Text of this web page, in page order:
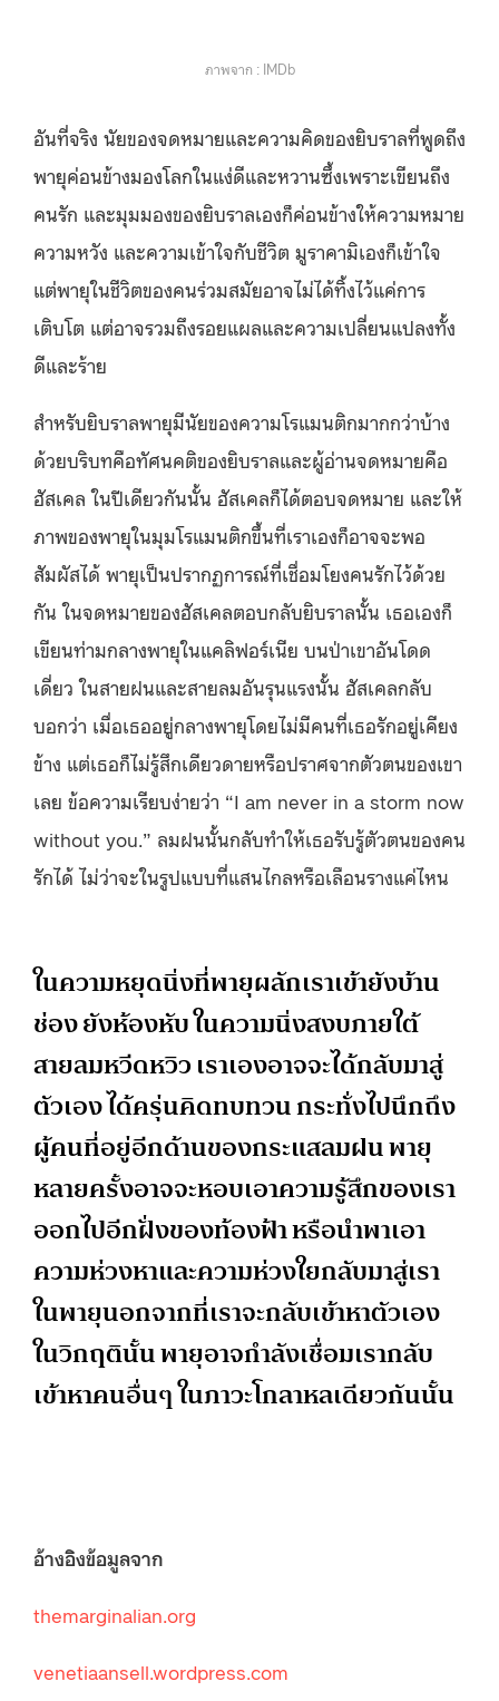
ภาพจาก : IMDb
อันที่จริง นัยของจดหมายและความคิดของยิบราลที่พูดถึง
พายุค่อนข้างมองโลกในแง่ดีและหวานซึ้งเพราะเขียนถึง
คนรัก และมุมมองของยิบราลเองก็ค่อนข้างให้ความหมาย
ความหวัง และความเข้าใจกับชีวิต มูราคามิเองก็เข้าใจ
แต่พายุในชีวิตของคนร่วมสมัยอาจไม่ได้ทิ้งไว้แค่การ
เติบโต แต่อาจรวมถึงรอยแผลและความเปลี่ยนแปลงทั้ง
ดีและร้าย
สำหรับยิบราลพายุมีนัยของความโรแมนติกมากกว่าบ้าง
ด้วยบริบทคือทัศนคติของยิบราลและผู้อ่านจดหมายคือ
ฮัสเคล ในปีเดียวกันนั้น ฮัสเคลก็ได้ตอบจดหมาย และให้
ภาพของพายุในมุมโรแมนติกขึ้นที่เราเองก็อาจจะพอ
สัมผัสได้ พายุเป็นปรากฏการณ์ที่เชื่อมโยงคนรักไว้ด้วย
กัน ในจดหมายของฮัสเคลตอบกลับยิบราลนั้น เธอเองก็
เขียนท่ามกลางพายุในแคลิฟอร์เนีย บนป่าเขาอันโดด
เดี่ยว ในสายฝนและสายลมอันรุนแรงนั้น ฮัสเคลกลับ
บอกว่า เมื่อเธออยู่กลางพายุโดยไม่มีคนที่เธอรักอยู่เคียง
ข้าง แต่เธอก็ไม่รู้สึกเดียวดายหรือปราศจากตัวตนของเขา
เลย ข้อความเรียบง่ายว่า “I am never in a storm now
without you.” ลมฝนนั้นกลับทำให้เธอรับรู้ตัวตนของคน
รักได้ ไม่ว่าจะในรูปแบบที่แสนไกลหรือเลือนรางแค่ไหน
ในความหยุดนิ่งที่พายุผลักเราเข้ายังบ้าน
ช่อง ยังห้องหับ ในความนิ่งสงบภายใต้
สายลมหวีดหวิว เราเองอาจจะได้กลับมาสู่
ตัวเอง ได้ครุ่นคิดทบทวน กระทั่งไปนึกถึง
ผู้คนที่อยู่อีกด้านของกระแสลมฝน พายุ
หลายครั้งอาจจะหอบเอาความรู้สึกของเรา
ออกไปอีกฝั่งของท้องฟ้า หรือนำพาเอา
ความห่วงหาและความห่วงใยกลับมาสู่เรา
ในพายุนอกจากที่เราจะกลับเข้าหาตัวเอง
ในวิกฤตินั้น พายุอาจกำลังเชื่อมเรากลับ
เข้าหาคนอื่นๆ ในภาวะโกลาหลเดียวกันนั้น
อ้างอิงข้อมูลจาก
themarginalian.org
venetiaansell.wordpress.com